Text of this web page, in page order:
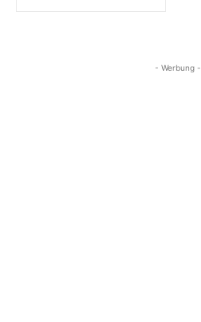
- Werbung -